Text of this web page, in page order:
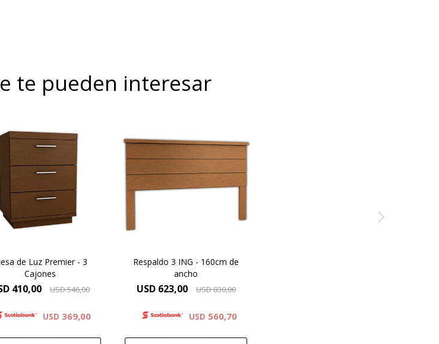
te pueden interesar
Personalizados.
laminados en
cedro.
de Luz Premier - 3
Cajones
410,00 USD546,00
USD 369,00
cedro.
Respaldo 3 ING - 160cm de
ancho
USD 623,00 USD830,00
USD 560,70